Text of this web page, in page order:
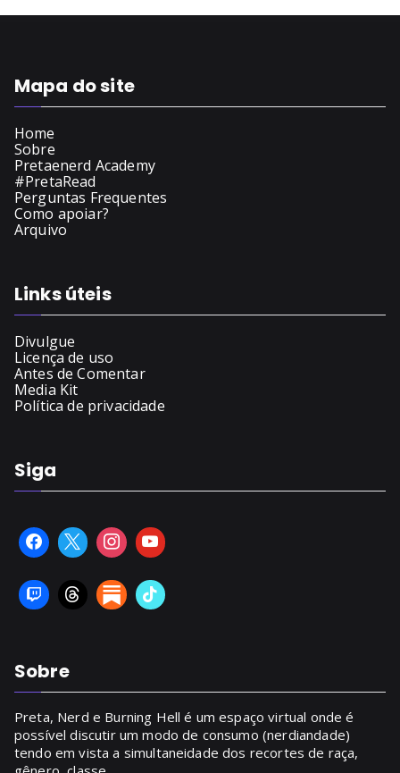
Mapa do site
Home
Sobre
Pretaenerd Academy
#PretaRead
Perguntas Frequentes
Como apoiar?
Arquivo
Links úteis
Divulgue
Licença de uso
Antes de Comentar
Media Kit
Política de privacidade
Siga
Sobre
Preta, Nerd e Burning Hell é um espaço virtual onde é
possível discutir um modo de consumo (nerdiandade)
tendo em vista a simultaneidade dos recortes de raça,